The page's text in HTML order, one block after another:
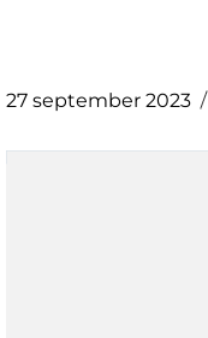
27 september 2023